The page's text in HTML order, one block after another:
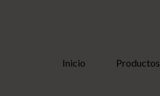
Inicio Productos